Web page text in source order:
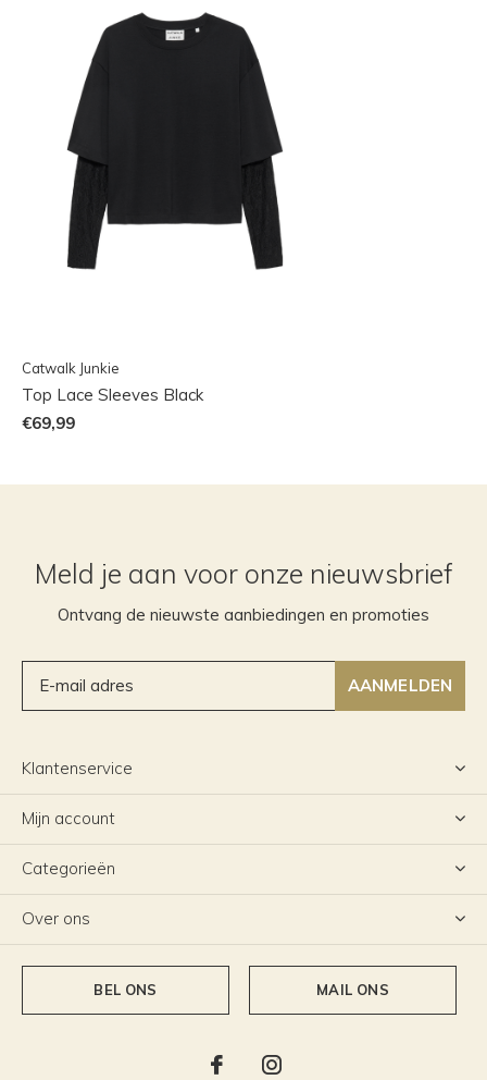
Catwalk Junkie
Top Lace Sleeves Black
€69,99
Meld je aan voor onze nieuwsbrief
Ontvang de nieuwste aanbiedingen en promoties
AANMELDEN
Klantenservice
Mijn account
Categorieën
Over ons
BEL ONS MAIL ONS